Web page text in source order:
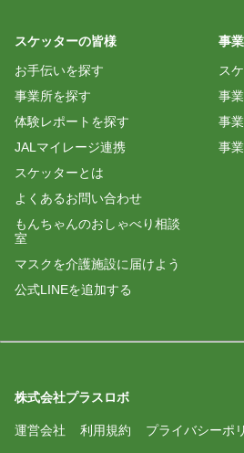
スケッターの皆様
お手伝いを探す
事業所を探す
体験レポートを探す
JALマイレージ連携
スケッターとは
よくあるお問い合わせ
もんちゃんのおしゃべり相談
室
マスクを介護施設に届けよう
公式LINEを追加する
事
ス
事
事
事
株式会社プラスロボ
運営会社 利用規約 プライバシーポ